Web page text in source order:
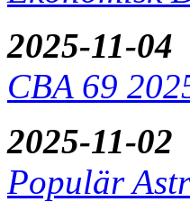
2025-11-04
CBA 69
2025-11-02
Populär